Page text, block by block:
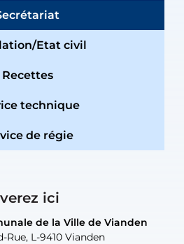
Etat civil
Recettes
technique
de régie
ici
de la Ville de Vianden
Rue, L-9410 Vianden
de la Ville de Vianden
Rue, L-9410 Vianden
de la Ville de Vianden
Rue, L-9410 Vianden
de la Ville de Vianden
Rue, L-9410 Vianden
Ville de Vianden
Vianden